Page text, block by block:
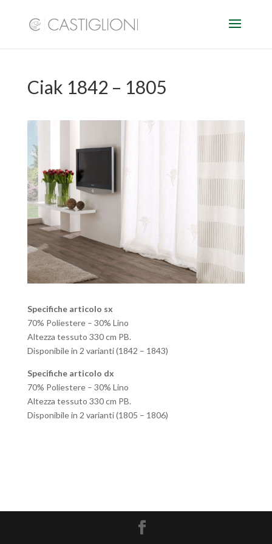
Ciak 1842 – 1805
Specifiche articolo sx
70% Poliestere – 30% Lino
Altezza tessuto 330 cm PB.
Disponibile in 2 varianti (1842 – 1843)
Specifiche articolo dx
70% Poliestere – 30% Lino
Altezza tessuto 330 cm PB.
Disponibile in 2 varianti (1805 – 1806)